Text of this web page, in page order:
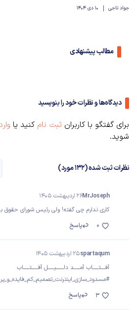
جواد تاجی 10 دی 1404
مطالب پیشنهادی
دیدگاه‌ها و نظرات خود را بنویسید
برای گفتگو با کاربران ثبت نام کنید یا
شوید.
نظرات ثبت شده (132 مورد)
MrJoseph26 اردیبهشت 1405
کاری ندارم چی گفته! ولی رئیس شورای
پاسخ
0
spartaqum25 اردیبهشت 1405
آفــــتــــــاب آمــــــد دلـــــــیــــــل آفــــــتــــــاب
پاسخ
3